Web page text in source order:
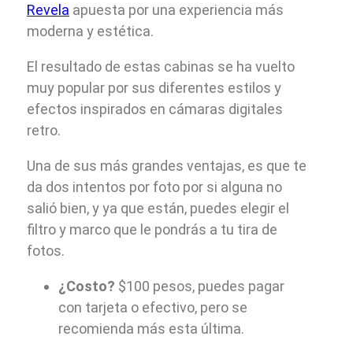
Revela apuesta por una experiencia más
moderna y estética.
El resultado de estas cabinas se ha vuelto
muy popular por sus diferentes estilos y
efectos inspirados en cámaras digitales
retro.
Una de sus más grandes ventajas, es que te
da dos intentos por foto por si alguna no
salió bien, y ya que están, puedes elegir el
filtro y marco que le pondrás a tu tira de
fotos.
¿Costo? $100 pesos, puedes pagar
con tarjeta o efectivo, pero se
recomienda más esta última.